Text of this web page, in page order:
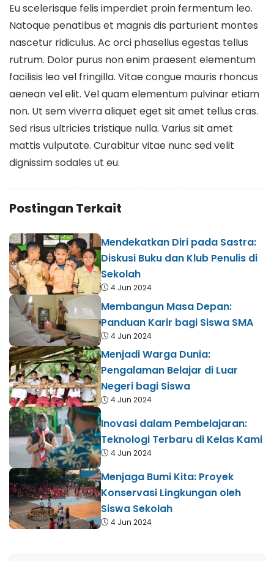
Eu scelerisque felis imperdiet proin fermentum leo.
Natoque penatibus et magnis dis parturient montes
nascetur ridiculus. Ac orci phasellus egestas tellus
rutrum. Dolor purus non enim praesent elementum
facilisis leo vel fringilla. Vitae congue mauris rhoncus
aenean vel elit. Vel quam elementum pulvinar etiam
non. Ut sem viverra aliquet eget sit amet tellus cras.
Sed risus ultricies tristique nulla. Varius sit amet
mattis vulputate. Curabitur vitae nunc sed velit
dignissim sodales ut eu.
Postingan Terkait
Mendekatkan Diri pada Sastra:
Diskusi Buku dan Klub Penulis di
Sekolah
4 Jun 2024
Membangun Masa Depan:
Panduan Karir bagi Siswa SMA
4 Jun 2024
Menjadi Warga Dunia:
Pengalaman Belajar di Luar
Negeri bagi Siswa
4 Jun 2024
Inovasi dalam Pembelajaran:
Teknologi Terbaru di Kelas Kami
4 Jun 2024
Menjaga Bumi Kita: Proyek
Konservasi Lingkungan oleh
Siswa Sekolah
4 Jun 2024